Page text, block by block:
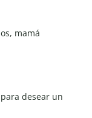
mamá
desear un